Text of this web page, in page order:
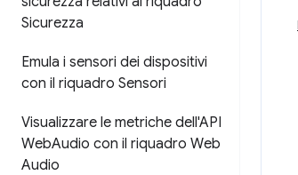
Sicurezza
Emula i sensori dei dispositivi
con il riquadro Sensori
Visualizzare le metriche dell'API
WebAudio con il riquadro Web
Audio